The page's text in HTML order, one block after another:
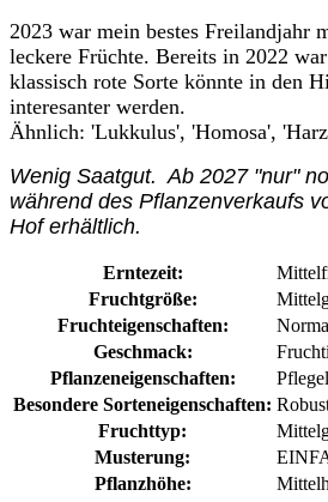
2023 war mein bestes Freilandjahr
leckere Früchte. Bereits in 2022
klassisch rote Sorte könnte in den
interesanter werden.
Ähnlich: 'Lukkulus', 'Homosa',
Wenig Saatgut. Ab 2027 "nur"
während des Pflanzenverkaufs
Hof erhältlich.
Erntezeit:
Fruchtgröße:
Fruchteigenschaften:
Geschmack:
Pflanzeneigenschaften:
Besondere Sorteneigenschaften:
Fruchttyp:
Musterung:
Pflanzhöhe: